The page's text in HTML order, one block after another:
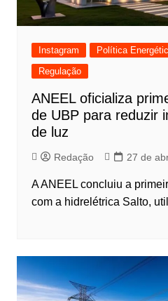
Instagram Política
Regulação
ANEEL oficializa
de UBP para reduzir
de luz
Redação 27 de
A ANEEL concluiu a
com a hidrelétrica Salto,